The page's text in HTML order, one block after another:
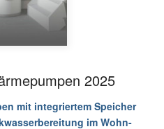
2025
mit integriertem Speicher
im Wohn-